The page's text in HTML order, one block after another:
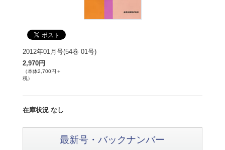
2012年01月号(54巻 01号)
2,970円
（本体2,700円＋
税）
在庫状況 なし
最新号・バックナンバー